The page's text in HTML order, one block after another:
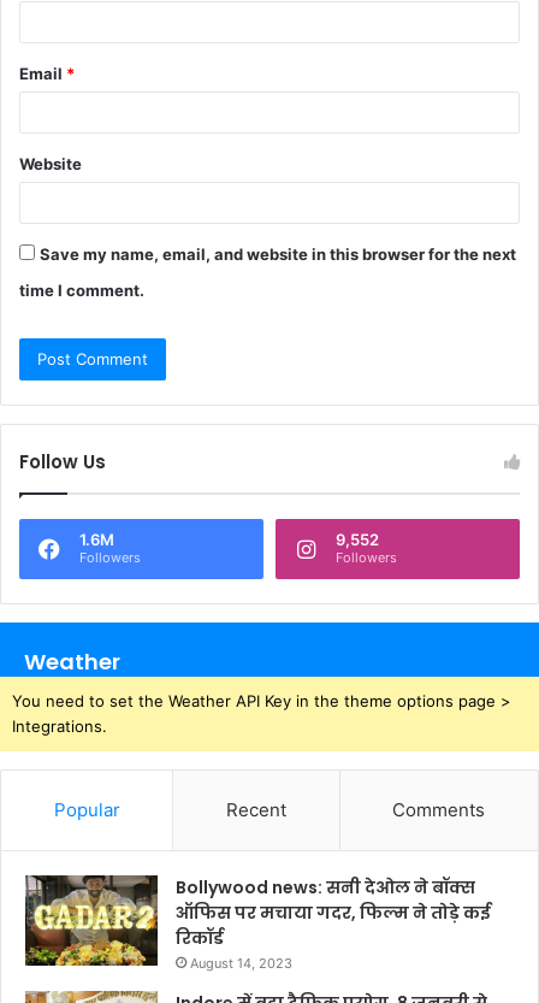
Email *
Website
Save my name, email, and website in this browser for the next
time I comment.
Follow Us
1.6M
Followers
9,552
Followers
Weather
You need to set the Weather API Key in the theme options page >
Integrations.
Popular Recent Comments
Bollywood news: सनी देओल ने बॉक्स
ऑफिस पर मचाया गदर, फिल्म ने तोड़े कई
रिकॉर्ड
August 14, 2023